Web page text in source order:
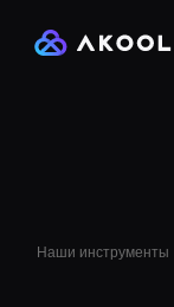
Наши инструменты